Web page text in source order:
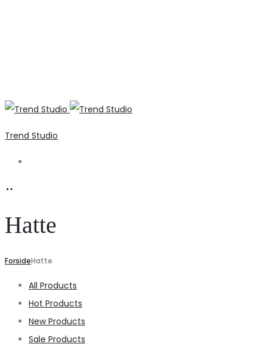
Trend Studio
Hatte
ForsideHatte
All Products
Hot Products
New Products
Sale Products